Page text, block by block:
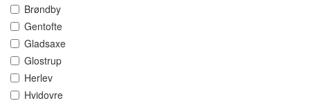
Brøndby
Gentofte
Gladsaxe
Glostrup
Herlev
Hvidovre